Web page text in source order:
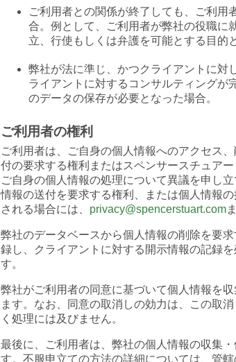
ご利用者との関係が終了しても、ご利用
合。例として、ご利用者が弊社の役職に
立、行使もしくは弁護を可能とする目的
弊社が法に準じ、かつクライアントに対
ライアントに対するコンサルティングが
のデータの保存が必要となった場合。
ご利用者の権利
ご利用者は、ご自身の個人情報へのアクセス
付の要求する権利またはスペンサースチュア
ご自身の個人情報の処理について異議を申し
情報の送付を要求する権利、または個人情報
される場合には、 privacy@spencerstuart.com
弊社のデータベースから個人情報の削除を要
録し、クライアントに対する開示情報の記録
す。
弊社がご利用者の同意に基づいて個人情報を
ます。なお、同意の取消しの効力は、この取
く処理には及びません。
最後に、ご利用者は、弊社の個人情報の収集
す。不服申立ての方法の詳細については、管